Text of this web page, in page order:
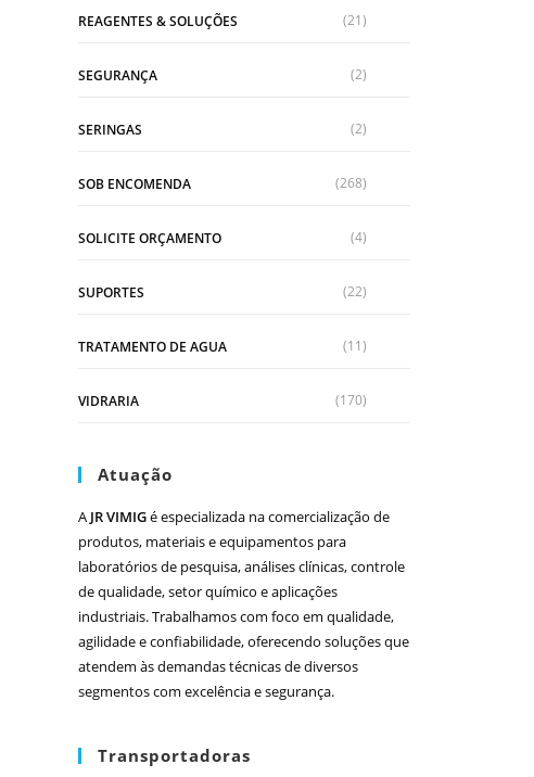
REAGENTES & SOLUÇÕES (21)
SEGURANÇA (2)
SERINGAS (2)
SOB ENCOMENDA (268)
SOLICITE ORÇAMENTO (4)
SUPORTES (22)
TRATAMENTO DE AGUA (11)
VIDRARIA (170)
Atuação
A JR VIMIGé especializada na comercialização de
produtos, materiais e equipamentos para
laboratórios de pesquisa, análises clínicas, controle
de qualidade, setor químico e aplicações
industriais. Trabalhamos com foco em qualidade,
agilidade e confiabilidade, oferecendo soluções que
atendem às demandas técnicas de diversos
segmentos com excelência e segurança.
Transportadoras